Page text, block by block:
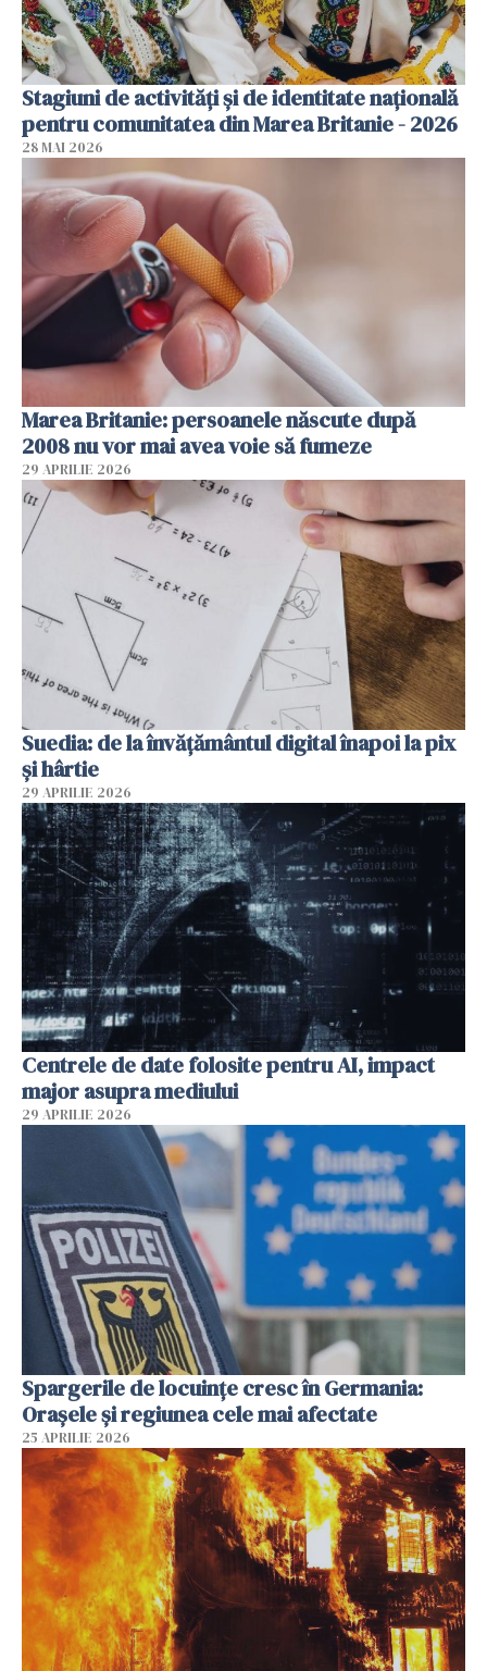
Stagiuni de activități și de identitate națională
pentru comunitatea din Marea Britanie - 2026
28 MAI 2026
Marea Britanie: persoanele născute după
2008 nu vor mai avea voie să fumeze
29 APRILIE 2026
Suedia: de la învățământul digital înapoi la pix
și hârtie
29 APRILIE 2026
Centrele de date folosite pentru AI, impact
major asupra mediului
29 APRILIE 2026
Spargerile de locuințe cresc în Germania:
Orașele și regiunea cele mai afectate
25 APRILIE 2026